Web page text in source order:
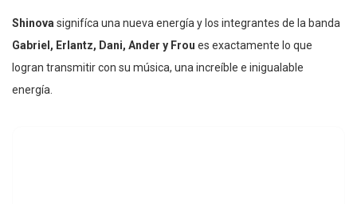
Shinova signifíca una nueva energía y los integrantes de la banda
Gabriel, Erlantz, Dani, Ander y Frou es exactamente lo que
logran transmitir con su música, una increíble e inigualable
energía.